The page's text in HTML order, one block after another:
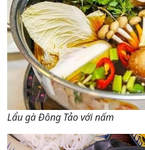
Lẩu gà Đông Tảo với nấm